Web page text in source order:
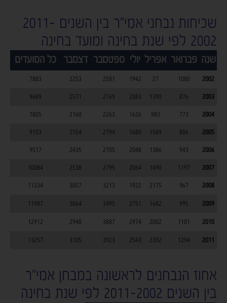
שכיחות נבחני אמי"ר בין השנים 2011-
2002 לפי שנת בחינה ומועד בחינה
שנה פברואר אפריל יולי ספטמבר דצמבר כל המועדים
2002
1080
27
1942
2581
2253
7883
2003
876
1390
2083
2769
2571
9689
2004
773
983
1626
2263
2160
7805
2005
886
1589
1680
2794
2154
9103
2006
943
1386
2048
2705
2435
9517
2007
1197
1490
2064
2795
2538
10084
2008
967
2175
1922
3213
3057
11334
2009
995
1682
2751
3495
3064
11987
2010
1101
2002
2974
3887
2948
12912
2011
1294
2392
2543
3923
3105
13257
אחוז הנבחנים לראשונה במבחן אמי"ר
בין השנים 2011-2002 לפי שנת בחינה